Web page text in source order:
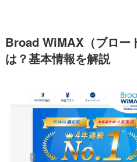
Broad WiMAX（ブロー
は？基本情報を解説